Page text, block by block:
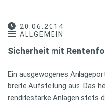
20.06.2014
ALLGEMEIN
Sicherheit mit
Ein ausgewogenes
breite Aufstellung aus. Das
renditestarke Anlagen stets